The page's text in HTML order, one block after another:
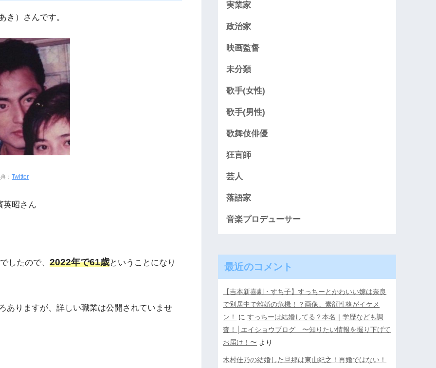
き）さんです。
：Twitter
英昭さん
したので、 2022年で61歳ということになり
ありますが、詳しい職業は公開されていませ
実業家
政治家
映画監督
未分類
歌手(女性)
歌手(男性)
歌舞伎俳優
狂言師
芸人
落語家
音楽プロデューサー
最近のコメント
【吉本新喜劇・すち子】すっちーとかわいい嫁は奈良
で別居中で離婚の危機！？画像。素顔性格がイケメ
ン！
にすっちーは結婚してる？本名｜学歴なども調
査！│エイショウブログ 〜知りたい情報を掘り下げて
お届け！〜 より
木村佳乃の結婚した旦那は東山紀之！再婚ではない！